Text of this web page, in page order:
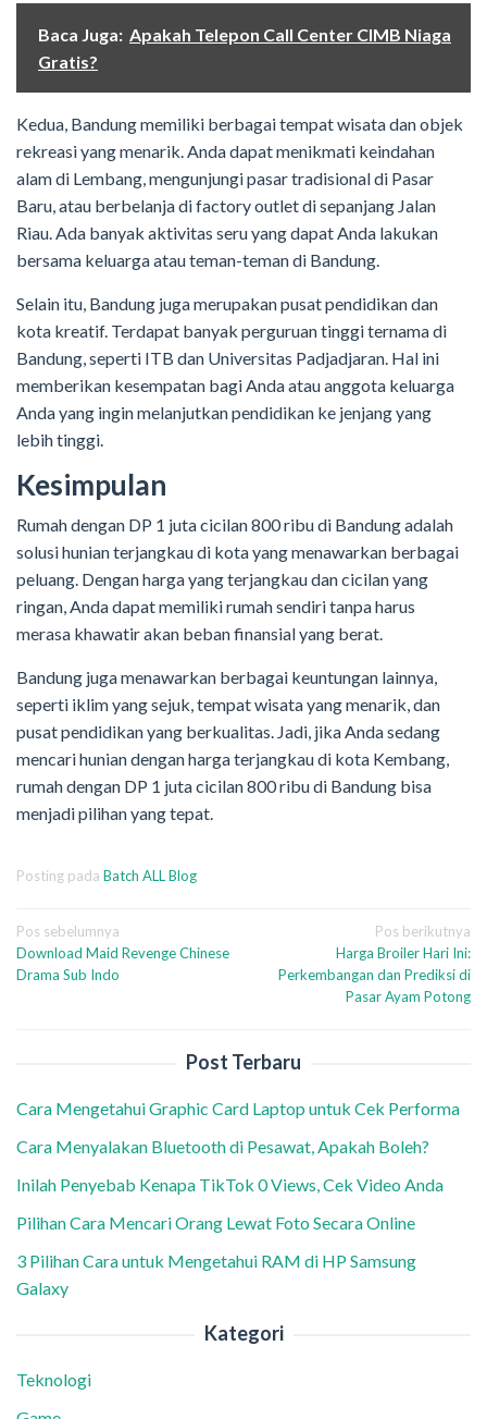
Baca Juga: Apakah Telepon Call Center CIMB Niaga
Gratis?
Kedua, Bandung memiliki berbagai tempat wisata dan objek
rekreasi yang menarik. Anda dapat menikmati keindahan
alam di Lembang, mengunjungi pasar tradisional di Pasar
Baru, atau berbelanja di factory outlet di sepanjang Jalan
Riau. Ada banyak aktivitas seru yang dapat Anda lakukan
bersama keluarga atau teman-teman di Bandung.
Selain itu, Bandung juga merupakan pusat pendidikan dan
kota kreatif. Terdapat banyak perguruan tinggi ternama di
Bandung, seperti ITB dan Universitas Padjadjaran. Hal ini
memberikan kesempatan bagi Anda atau anggota keluarga
Anda yang ingin melanjutkan pendidikan ke jenjang yang
lebih tinggi.
Kesimpulan
Rumah dengan DP 1 juta cicilan 800 ribu di Bandung adalah
solusi hunian terjangkau di kota yang menawarkan berbagai
peluang. Dengan harga yang terjangkau dan cicilan yang
ringan, Anda dapat memiliki rumah sendiri tanpa harus
merasa khawatir akan beban finansial yang berat.
Bandung juga menawarkan berbagai keuntungan lainnya,
seperti iklim yang sejuk, tempat wisata yang menarik, dan
pusat pendidikan yang berkualitas. Jadi, jika Anda sedang
mencari hunian dengan harga terjangkau di kota Kembang,
rumah dengan DP 1 juta cicilan 800 ribu di Bandung bisa
menjadi pilihan yang tepat.
Posting pada Batch ALL Blog
Navigasi
pos
Pos sebelumnya
Download Maid Revenge Chinese
Drama Sub Indo
Pos berikutnya
Harga Broiler Hari Ini:
Perkembangan dan Prediksi di
Pasar Ayam Potong
Post Terbaru
Cara Mengetahui Graphic Card Laptop untuk Cek Performa
Cara Menyalakan Bluetooth di Pesawat, Apakah Boleh?
Inilah Penyebab Kenapa TikTok 0 Views, Cek Video Anda
Pilihan Cara Mencari Orang Lewat Foto Secara Online
3 Pilihan Cara untuk Mengetahui RAM di HP Samsung
Galaxy
Kategori
Teknologi